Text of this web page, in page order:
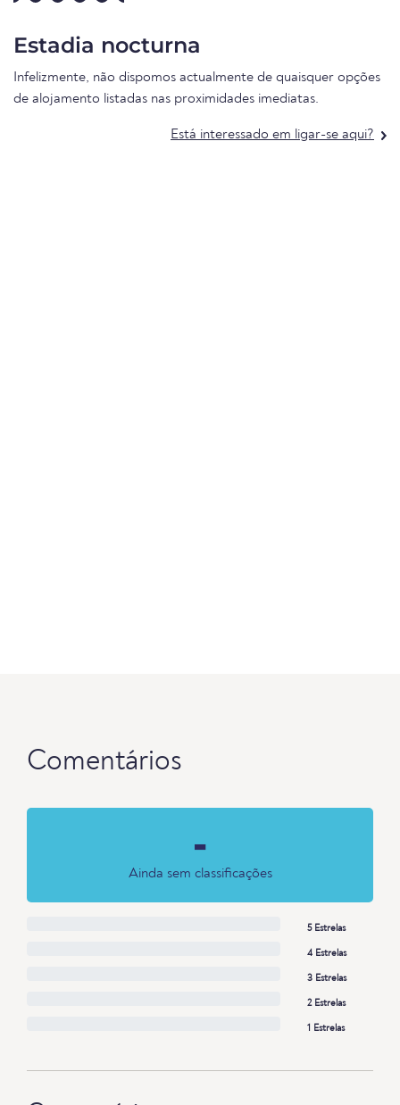
Estadia nocturna
Infelizmente, não dispomos actualmente de quaisquer opções
de alojamento listadas nas proximidades imediatas.
Está interessado em ligar-se aqui?
Comentários
-
Ainda sem classificações
5 Estrelas
4 Estrelas
3 Estrelas
2 Estrelas
1 Estrelas